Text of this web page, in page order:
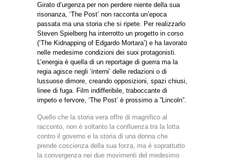
Girato d’urgenza per non perdere niente della sua
risonanza, ‘The Post’ non racconta un’epoca
passata ma una storia che si ripete. Per realizzarlo
Steven Spielberg ha interrotto un progetto in corso
(‘The Kidnapping of Edgardo Mortara’) e ha lavorato
nelle medesime condizioni dei suoi protagonisti.
L’energia è quella di un reportage di guerra ma la
regia agisce negli ‘interni’ delle redazioni o di
lussuose dimore, creando opposizioni, spazi chiusi,
linee di fuga. Film indifferibile, traboccante di
impeto e fervore, ‘The Post’ è prossimo a ”Lincoln”.
Quello che la storia vera offre di magnifico al
racconto, non è soltanto la confluenza tra la lotta
contro il governo e la storia di una donna che
prende coscienza della sua forza, ma è soprattutto
la convergenza nei due movimenti del medesimo